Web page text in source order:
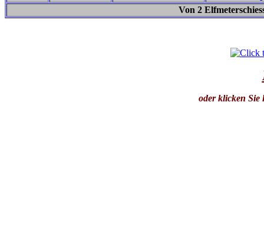
Von 2
oder klicken Sie